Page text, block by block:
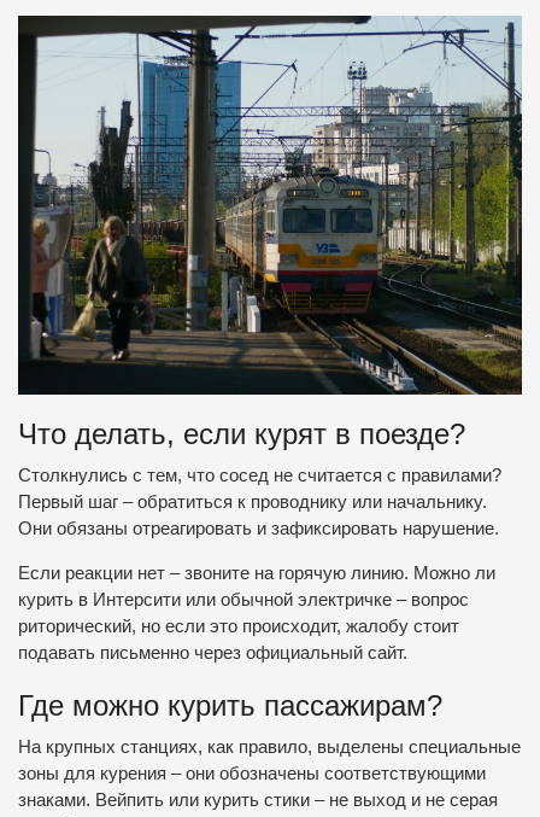
Что делать, если курят в поезде?
Столкнулись с тем, что сосед не считается с правилами?
Первый шаг – обратиться к проводнику или начальнику.
Они обязаны отреагировать и зафиксировать нарушение.
Если реакции нет – звоните на горячую линию. Можно ли
курить в Интерсити или обычной электричке – вопрос
риторический, но если это происходит, жалобу стоит
подавать письменно через официальный сайт.
Где можно курить пассажирам?
На крупных станциях, как правило, выделены специальные
зоны для курения – они обозначены соответствующими
знаками. Вейпить или курить стики – не выход и не серая